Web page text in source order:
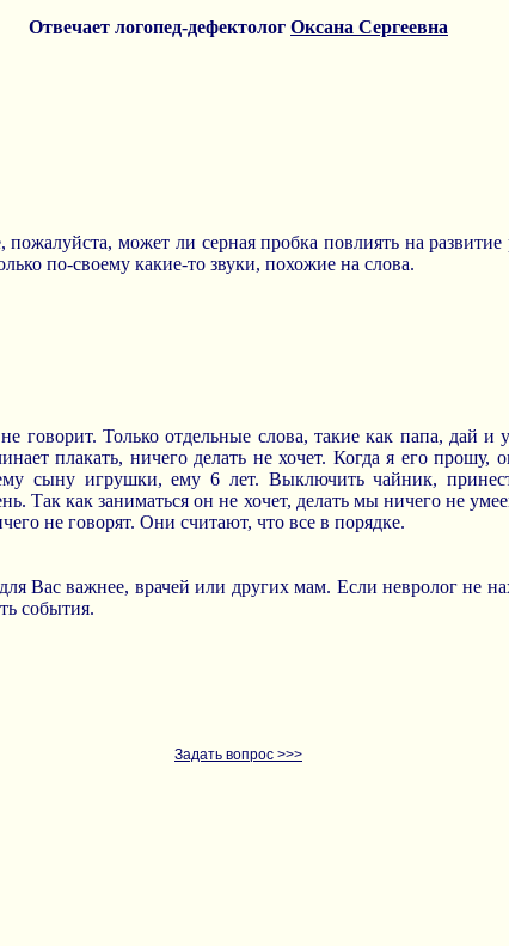
Отвечает логопед-дефектолог Оксана Сергеевна
может ли серная пробка повлиять на
по-своему какие-то звуки, похожие на слова.
говорит. Только отдельные слова, такие как папа, дай и
плакать, ничего делать не хочет. Когда я его
сыну игрушки, ему 6 лет. Выключить чайник,
Так как заниматься он не хочет, делать мы ничего не
не говорят. Они считают, что все в порядке.
Вас важнее, врачей или других мам. Если невролог не
события.
Задать вопрос >>>